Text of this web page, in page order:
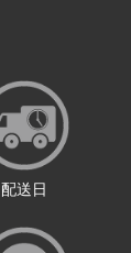
配送日